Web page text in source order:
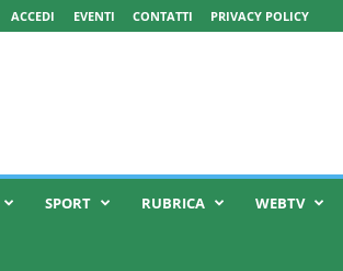
ACCEDI EVENTI CONTATTI PRIVACY POLICY
SPORT RUBRICA WEBTV